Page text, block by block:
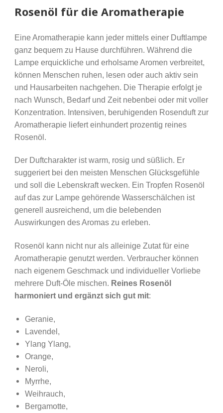
Rosenöl für die Aromatherapie
Eine Aromatherapie kann jeder mittels einer Duftlampe
ganz bequem zu Hause durchführen. Während die
Lampe erquickliche und erholsame Aromen verbreitet,
können Menschen ruhen, lesen oder auch aktiv sein
und Hausarbeiten nachgehen. Die Therapie erfolgt je
nach Wunsch, Bedarf und Zeit nebenbei oder mit voller
Konzentration. Intensiven, beruhigenden Rosenduft zur
Aromatherapie liefert einhundert prozentig reines
Rosenöl.
Der Duftcharakter ist warm, rosig und süßlich. Er
suggeriert bei den meisten Menschen Glücksgefühle
und soll die Lebenskraft wecken. Ein Tropfen Rosenöl
auf das zur Lampe gehörende Wasserschälchen ist
generell ausreichend, um die belebenden
Auswirkungen des Aromas zu erleben.
Rosenöl kann nicht nur als alleinige Zutat für eine
Aromatherapie genutzt werden. Verbraucher können
nach eigenem Geschmack und individueller Vorliebe
mehrere Duft-Öle mischen. Reines Rosenöl
harmoniert und ergänzt sich gut mit:
Geranie,
Lavendel,
Ylang Ylang,
Orange,
Neroli,
Myrrhe,
Weihrauch,
Bergamotte,